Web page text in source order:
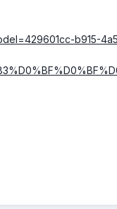
b915-